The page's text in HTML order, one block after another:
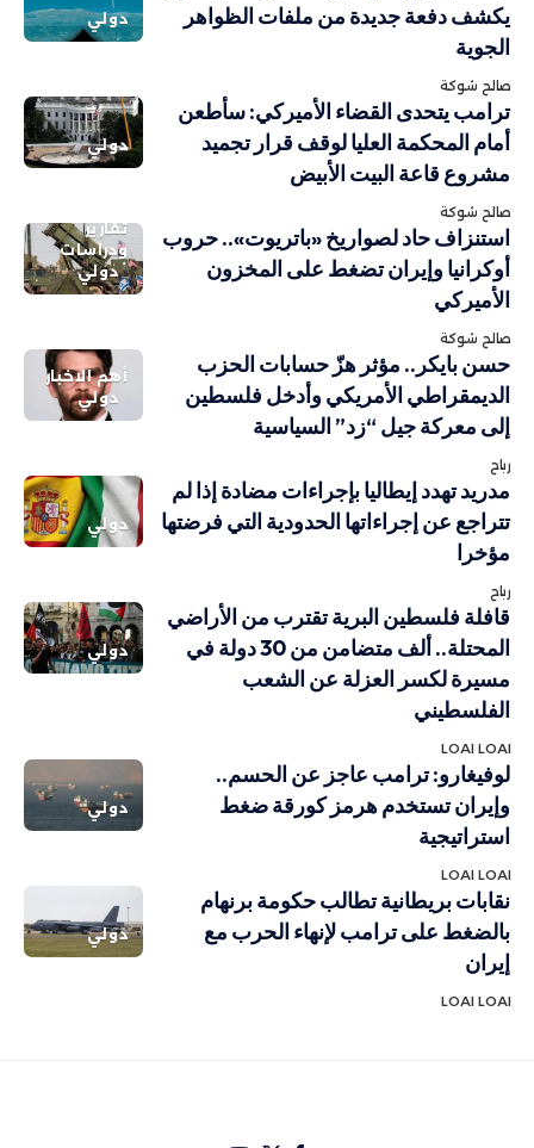
دولي
يكشف دفعة جديدة من ملفات الظواهر
الجوية
صالح شوكة
دولي
ترامب يتحدى القضاء الأميركي: سأطعن
أمام المحكمة العليا لوقف قرار تجميد
مشروع قاعة البيت الأبيض
صالح شوكة
تقارير
ودراسات
دولي
استنزاف حاد لصواريخ «باتريوت».. حروب
أوكرانيا وإيران تضغط على المخزون
الأميركي
صالح شوكة
أهم الاخبار
دولي
حسن بايكر.. مؤثر هزّ حسابات الحزب
الديمقراطي الأمريكي وأدخل فلسطين
إلى معركة جيل “زد” السياسية
رباح
دولي
مدريد تهدد إيطاليا بإجراءات مضادة إذا لم
تتراجع عن إجراءاتها الحدودية التي فرضتها
مؤخرا
رباح
دولي
قافلة فلسطين البرية تقترب من الأراضي
المحتلة.. ألف متضامن من 30 دولة في
مسيرة لكسر العزلة عن الشعب
الفلسطيني
LOAI LOAI
دولي
لوفيغارو: ترامب عاجز عن الحسم..
وإيران تستخدم هرمز كورقة ضغط
استراتيجية
LOAI LOAI
دولي
نقابات بريطانية تطالب حكومة برنهام
بالضغط على ترامب لإنهاء الحرب مع
إيران
LOAI LOAI